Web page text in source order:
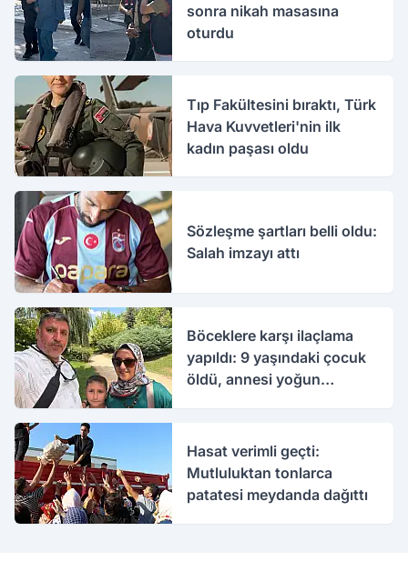
sonra nikah masasına
oturdu
Tıp Fakültesini bıraktı, Türk
Hava Kuvvetleri'nin ilk
kadın paşası oldu
Sözleşme şartları belli oldu:
Salah imzayı attı
Böceklere karşı ilaçlama
yapıldı: 9 yaşındaki çocuk
öldü, annesi yoğun
Hasat verimli geçti:
Mutluluktan tonlarca
patatesi meydanda dağıttı